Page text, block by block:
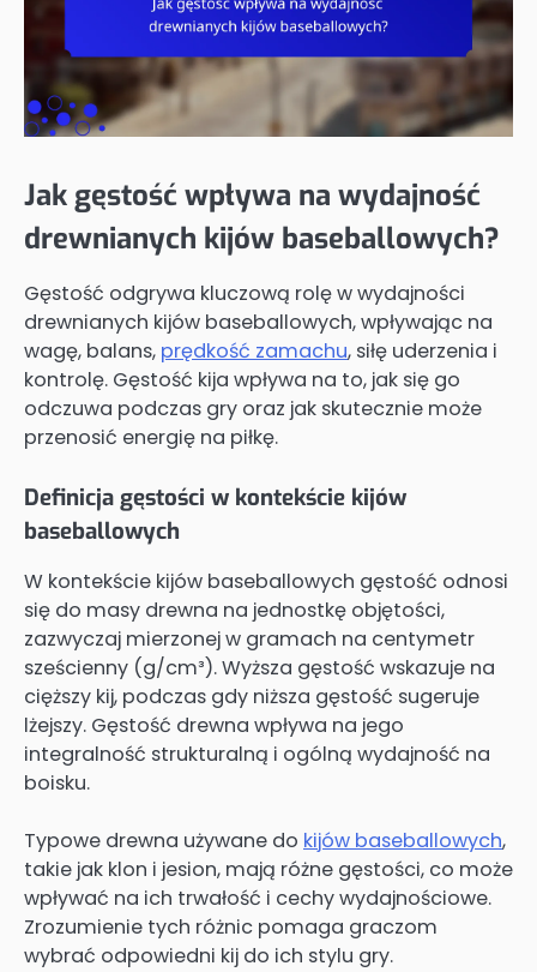
Jak gęstość wpływa na wydajność
drewnianych kijów baseballowych?
Gęstość odgrywa kluczową rolę w wydajności
drewnianych kijów baseballowych, wpływając na
wagę, balans, prędkość zamachu, siłę uderzenia i
kontrolę. Gęstość kija wpływa na to, jak się go
odczuwa podczas gry oraz jak skutecznie może
przenosić energię na piłkę.
Definicja gęstości w kontekście kijów
baseballowych
W kontekście kijów baseballowych gęstość odnosi
się do masy drewna na jednostkę objętości,
zazwyczaj mierzonej w gramach na centymetr
sześcienny (g/cm³). Wyższa gęstość wskazuje na
cięższy kij, podczas gdy niższa gęstość sugeruje
lżejszy. Gęstość drewna wpływa na jego
integralność strukturalną i ogólną wydajność na
boisku.
Typowe drewna używane do kijów baseballowych,
takie jak klon i jesion, mają różne gęstości, co może
wpływać na ich trwałość i cechy wydajnościowe.
Zrozumienie tych różnic pomaga graczom
wybrać odpowiedni kij do ich stylu gry.